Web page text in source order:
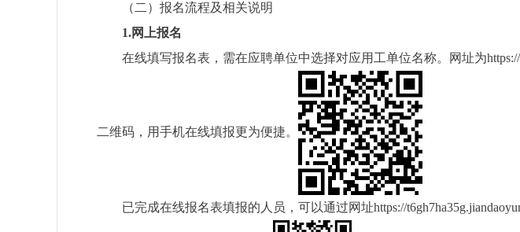
（二）报名流程及相关说明
1.网上报名
在线填写报名表，需在应聘单位中选择对应用工单位名称。网址为
二维码，用手机在线填报更为便捷。
已完成在线报名表填报的人员，可以通过网址https://